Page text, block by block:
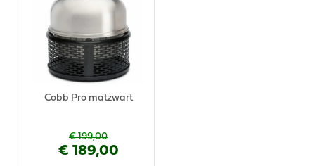
€ 199,00
€ 189,00
Cobb Pro matzwart